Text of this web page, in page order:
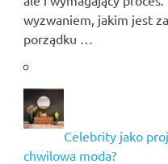
wyzwaniem, jakim jest
porządku …
Celebrity jako
chwilowa moda?